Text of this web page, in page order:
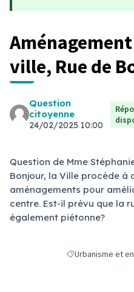
ville, Rue de
Question
citoyenne
24/02/2025 10:00
Question de Mme
Bonjour, la Ville procède à
aménagements pour
centre. Est-il prévu que la
également piétonne?
Filtrer les
Urbanisme et